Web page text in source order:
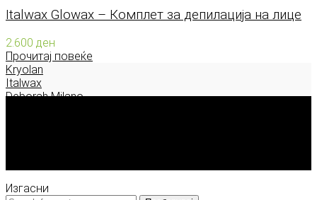
Italwax Glowax – Комплет за депилација на лице
2.600 ден
Прочитај повеќе
Kryolan
Italwax
Deborah Milano
Изгасни